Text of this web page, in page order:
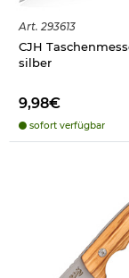
Art. 293613
CJH
silber
9,98€
sofort verfügbar